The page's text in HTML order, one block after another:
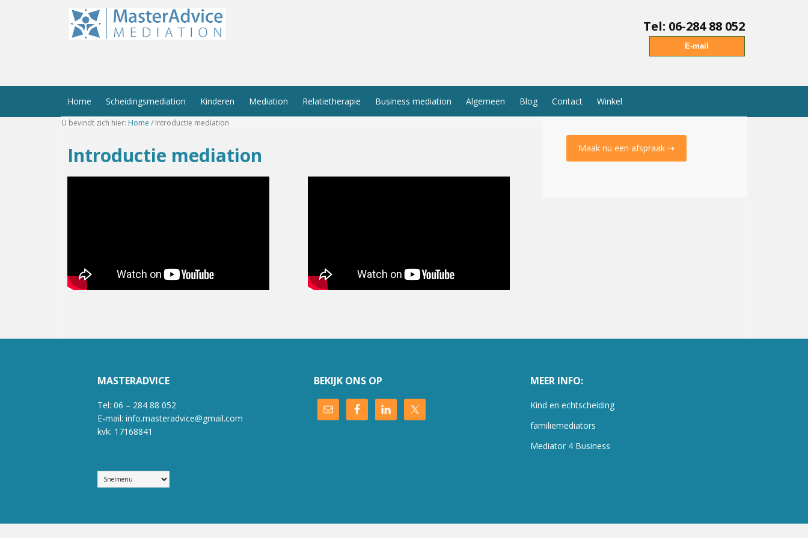
Tel: 06-284 88 052
E-mail
Home Scheidingsmediation Kinderen Mediation Relatietherapie Business mediation Algemeen Blog Contact Winkel
U bevindt zich hier: Home / Introductie mediation
Introductie mediation Maak nu een afspraak ⇢
MASTERADVICE
Tel: 06 – 284 88 052
E-mail: info.masteradvice@gmail.com
kvk: 17168841
BEKIJK ONS OP MEER INFO:
Kind en echtscheiding
familiemediators
Mediator 4 Business